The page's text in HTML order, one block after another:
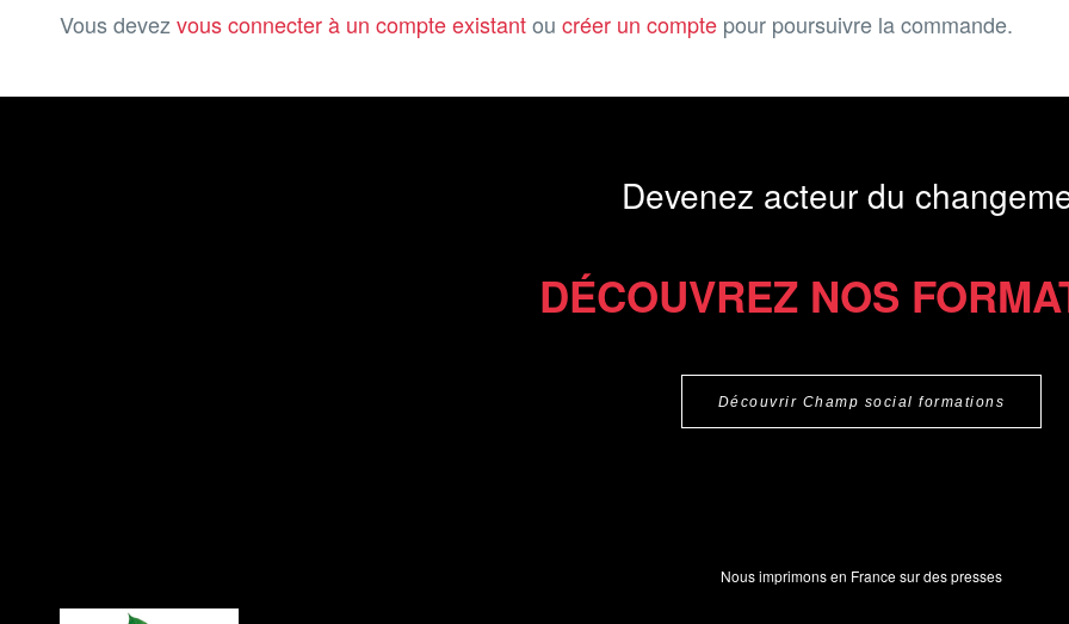
Vous devezvous connecter à un compte existantou créer un compte pour poursuivre la commande.
Devenez acteur du
DÉCOUVREZ NOS
Découvrir Champ social formations
Nous imprimons en France sur des presses